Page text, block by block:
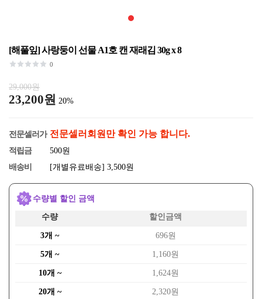
[해풀잎] 사랑둥이 선물 A1호 캔 재래김 30g x 8
0
29,000원
23,200원 20%
전문셀러가 전문셀러회원만 확인 가능 합니다.
적립금
500원
배송비
[개별유료배송] 3,500원
수량별 할인 금액
수량 할인금액
3개 ~ 696원
5개 ~ 1,160원
10개 ~ 1,624원
20개 ~ 2,320원